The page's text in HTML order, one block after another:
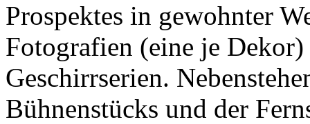
Prospektes in gewohnter
Fotografien (eine je
Geschirrserien.
Bühnenstücks und der